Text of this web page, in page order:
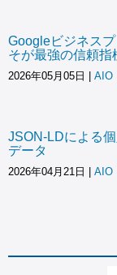
Googleビジネス
そが最強の信頼指
2026年05月05日 | AIO
JSON-LDによる
データ
2026年04月21日 | AIO